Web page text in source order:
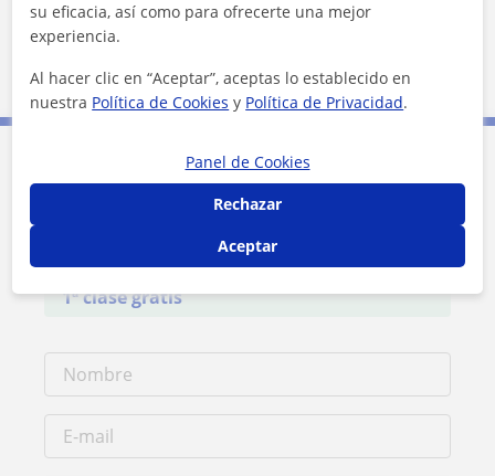
Ames
Santiago de Compostela
Boqueixón
Contacta con Katiana
1ª clase gratis
su eficacia, así como para ofrecerte una mejor
experiencia.
Al hacer clic en “Aceptar”, aceptas lo establecido en
nuestra Política de Cookies y Política de Privacidad.
Panel de Cookies
Rechazar
Aceptar